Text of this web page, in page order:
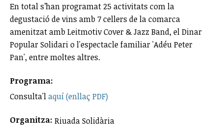
En total s’han programat 25 activitats com la
degustació de vins amb 7 cellers de la comarca
amenitzat amb Leitmotiv Cover & Jazz Band, el Dinar
Popular Solidari o l'espectacle familiar 'Adéu Peter
Pan', entre moltes altres.
Programa:
Consulta'laquí (enllaç PDF)
Organitza: Riuada Solidària